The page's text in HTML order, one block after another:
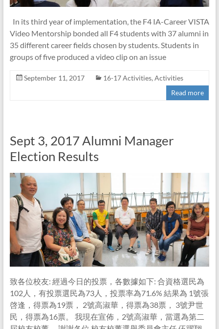
In its third year of implementation, the F4 IA-Career VISTA
Video Mentorship bonded all F4 students with 37 alumni in
35 different career fields chosen by students. Students in
groups of five produced a video clip on an issue
September 11, 2017 16-17 Activities, Activities
Read more
Sept 3, 2017 Alumni Manager
Election Results
致各位校友: 經過今日的投票，各數據如下: 合資格選民為
102人，有投票選民為73人，投票率為71.6% 結果為 1號張
啓逢，得票為19票， 2號高淑華，得票為38票， 3號尹世
民，得票為16票。 我現在宣佈，2號高淑華，當選為第二